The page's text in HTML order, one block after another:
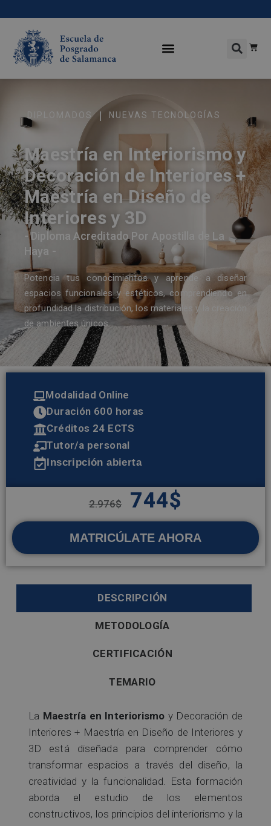
DIPLOMADOS | NUEVAS TECNOLOGÍAS
Maestría en Interiorismo y
Decoración de Interiores +
Maestría en Diseño de
Interiores y 3D
- Diploma Acreditado Por Apostilla de La
Haya -
Potencia tus conocimientos y aprende a diseñar
espacios funcionales y estéticos, comprendiendo en
profundidad la distribución, los materiales y la creación
de ambientes únicos.
Modalidad Online
Duración 600 horas
Créditos 24 ECTS
Tutor/a personal
Inscripción abierta
2.976$ 744$
MATRICÚLATE AHORA
DESCRIPCIÓN
METODOLOGÍA
CERTIFICACIÓN
TEMARIO
La Maestría en Interiorismo y Decoración de
Interiores + Maestría en Diseño de Interiores y
3D está diseñada para comprender cómo
transformar espacios a través del diseño, la
creatividad y la funcionalidad. Esta formación
aborda el estudio de los elementos
constructivos, los principios del interiorismo y la